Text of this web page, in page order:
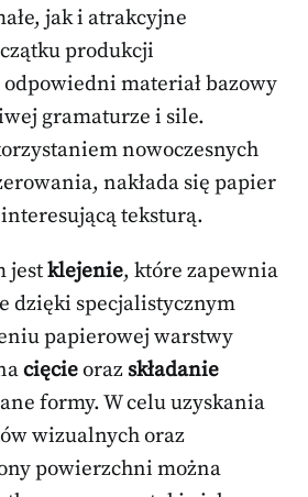
jak i atrakcyjne
produkcji
materiał bazowy
gramaturze i sile.
nowoczesnych
nakłada się papier
teksturą.
jestklejenie, które zapewnia
dzięki specjalistycznym
papierowej warstwy
cięcieoraz składanie
formy. W celu uzyskania
wizualnych oraz
powierzchni można